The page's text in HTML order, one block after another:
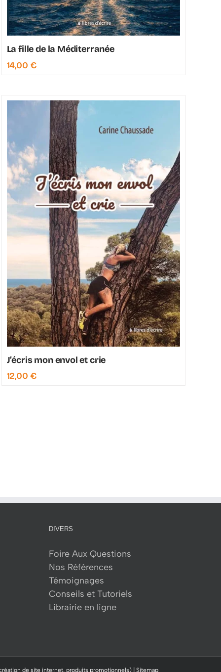
La fille de la Méditerranée
14,00 €
J’écris mon envol et crie
12,00 €
DIVERS
Foire Aux Questions
Nos Références
Témoignages
Conseils et Tutoriels
Librairie en ligne
de site internet, produits promotionnels) | Sitemap